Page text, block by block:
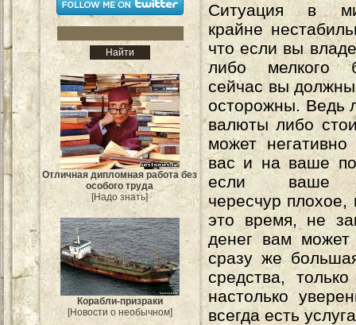
Отличная дипломная работа без
особого труда
[Надо знать]
Корабли-призраки
[Новости о необычном]
Ситуация в
крайне
что если вы
либо мелкого
сейчас вы
осторожны. Ведь
валюты либо
может
вас и на ваше
если ваше
чересчур
это время, не
денег вам может
сразу же
средства,
настолько
всегда есть